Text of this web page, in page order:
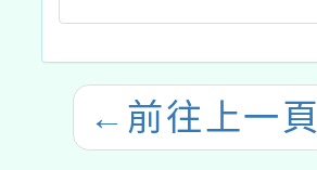
← 前往上一頁